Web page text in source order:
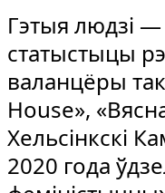
Гэтыя людзі
статыстыцы
валанцёры
House»,
Хельсінкскі
2020 года